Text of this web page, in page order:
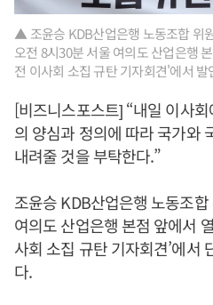
▲ 조윤승 KDB산업은행 노동조합 위
오전 8시30분 서울 여의도 산업은행
전 이사회 소집 규탄 기자회견'에서
[비즈니스포스트] “내일 이사
의 양심과 정의에 따라 국가와
내려줄 것을 부탁한다.”
조윤승 KDB산업은행 노동조
여의도 산업은행 본점 앞에서
사회 소집 규탄 기자회견’에서
다.